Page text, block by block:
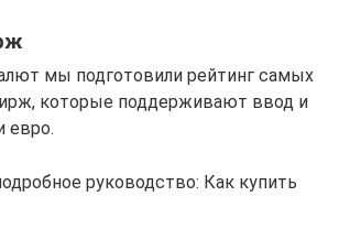
мы подготовили рейтинг самых
которые поддерживают ввод и
евро.
руководство: Как купить